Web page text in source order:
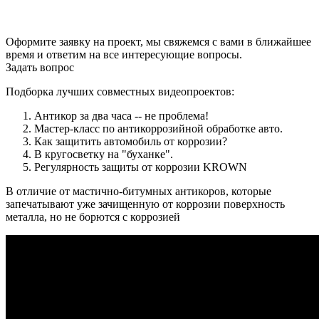
Оформите заявку на проект, мы свяжемся с вами в ближайшее
время и ответим на все интересующие вопросы.
Задать вопрос
Подборка лучших совместных видеопроектов:
Антикор за два часа -- не проблема!
Мастер-класс по антикоррозийной обработке авто.
Как защитить автомобиль от коррозии?
В кругосветку на "буханке".
Регулярность защиты от коррозии KROWN
В отличие от мастично-битумных антикоров, которые
запечатывают уже зачищенную от коррозии поверхность
металла, но не борются с коррозией